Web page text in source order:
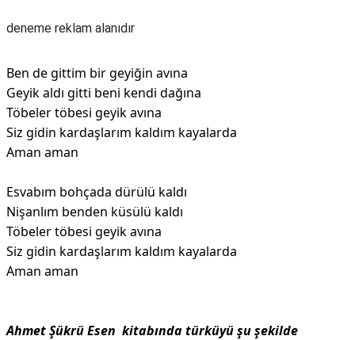
deneme reklam alanıdır
Ben de gittim bir geyiğin avına
Geyik aldı gitti beni kendi dağına
Töbeler töbesi geyik avına
Siz gidin kardaşlarım kaldım kayalarda
Aman aman
Esvabım bohçada dürülü kaldı
Nişanlım benden küsülü kaldı
Töbeler töbesi geyik avına
Siz gidin kardaşlarım kaldım kayalarda
Aman aman
Ahmet Şükrü Esen kitabında türküyü şu şekilde